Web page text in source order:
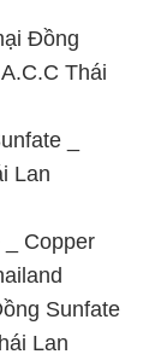
Đồng
Thái
_
Lan
Copper
Sunfate
Lan